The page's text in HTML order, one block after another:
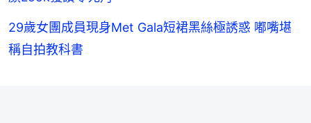
29歲女團成員現身Met Gala短裙黑絲極誘惑 嘟嘴堪
稱自拍教科書